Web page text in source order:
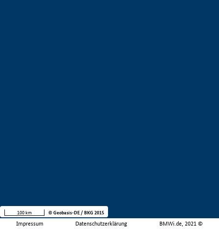
Impressum Datenschutzerklärung BMWi.de, 2021 ©
100 km © Geobasis-DE / BKG 2015